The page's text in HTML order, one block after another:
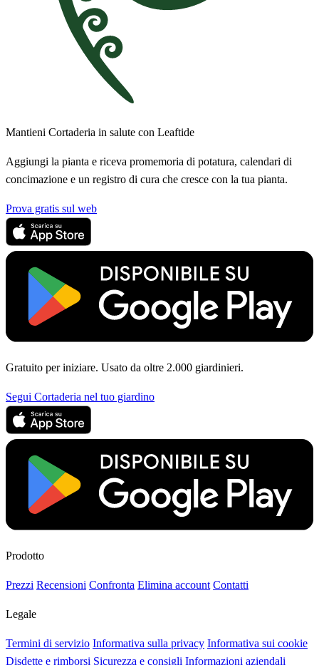
Mantieni Cortaderia in salute con Leaftide
Aggiungi la pianta e riceva promemoria di potatura, calendari di
concimazione e un registro di cura che cresce con la tua pianta.
Prova gratis sul web
Gratuito per iniziare. Usato da oltre 2.000 giardinieri.
Segui Cortaderia nel tuo giardino
Prodotto
Prezzi Recensioni Confronta Elimina account Contatti
Legale
Termini di servizio Informativa sulla privacy Informativa sui cookie
Disdette e rimborsi Sicurezza e consigli Informazioni aziendali